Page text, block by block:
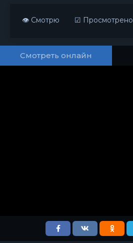
👁 Смотрю ☑ Просмотрено
Смотреть онлайн